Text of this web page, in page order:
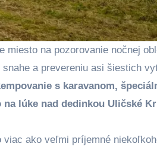
na pozorovanie nočnej
a prevereniu asi šiestich
s karavanom,
lúke nad dedinkou ‎Uličské
ako veľmi príjemné